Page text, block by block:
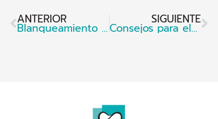
Ant
ANTERIOR
Blanqueamiento dental: qué es, tipos y resultados
SIGUIENTE
Consejos para elegir el diseño de sonrisa adecuado a ti